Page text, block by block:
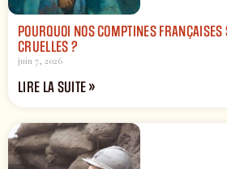
POURQUOI NOS COMPTINES FRANÇAISES
CRUELLES ?
juin 7, 2026
LIRE LA SUITE »